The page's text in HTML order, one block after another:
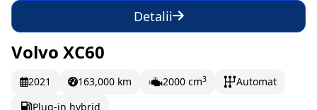
Detalii
În stoc 438.67 EUR/lună
Volvo XC60
2021 163,000 km 2000 cm3
Automat
Plug-in hybrid